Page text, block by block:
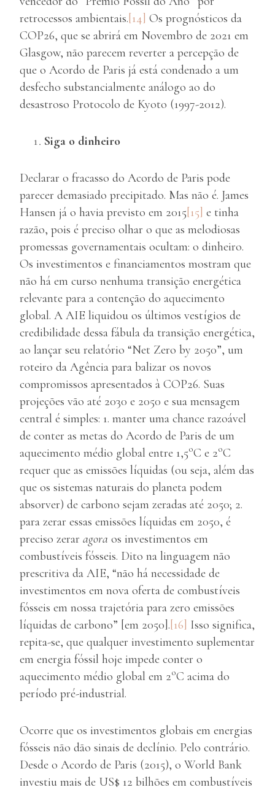
retrocessos ambientais.[14] Os prognósticos da
COP26, que se abrirá em Novembro de 2021 em
Glasgow, não parecem reverter a percepção de
que o Acordo de Paris já está condenado a um
desfecho substancialmente análogo ao do
desastroso Protocolo de Kyoto (1997-2012).
Siga o dinheiro
Declarar o fracasso do Acordo de Paris pode
parecer demasiado precipitado. Mas não é. James
Hansen já o havia previsto em 2015[15] e tinha
razão, pois é preciso olhar o que as melodiosas
promessas governamentais ocultam: o dinheiro.
Os investimentos e financiamentos mostram que
não há em curso nenhuma transição energética
relevante para a contenção do aquecimento
global. A AIE liquidou os últimos vestígios de
credibilidade dessa fábula da transição energética,
ao lançar seu relatório “Net Zero by 2050”, um
roteiro da Agência para balizar os novos
compromissos apresentados à COP26. Suas
projeções vão até 2030 e 2050 e sua mensagem
central é simples: 1. manter uma chance razoável
de conter as metas do Acordo de Paris de um
aquecimento médio global entre 1,5oC e 2oC
requer que as emissões líquidas (ou seja, além das
que os sistemas naturais do planeta podem
absorver) de carbono sejam zeradas até 2050; 2.
para zerar essas emissões líquidas em 2050, é
preciso zerar agora os investimentos em
combustíveis fósseis. Dito na linguagem não
prescritiva da AIE, “não há necessidade de
investimentos em nova oferta de combustíveis
fósseis em nossa trajetória para zero emissões
líquidas de carbono” [em 2050].[16] Isso significa,
repita-se, que qualquer investimento suplementar
em energia fóssil hoje impede conter o
aquecimento médio global em 2oC acima do
período pré-industrial.
Ocorre que os investimentos globais em energias
fósseis não dão sinais de declínio. Pelo contrário.
Desde o Acordo de Paris (2015), o World Bank
investiu mais de US$ 12 bilhões em combustíveis